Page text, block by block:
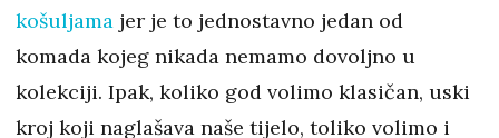
košuljama jer je to jednostavno jedan od
komada kojeg nikada nemamo dovoljno u
kolekciji. Ipak, koliko god volimo klasičan, uski
kroj koji naglašava naše tijelo, toliko volimo i